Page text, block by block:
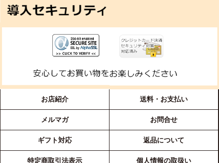
お店紹介 送料・お支払い
メルマガ お問合せ
ギフト対応 返品について
特定商取引法表示 個人情報の取扱い